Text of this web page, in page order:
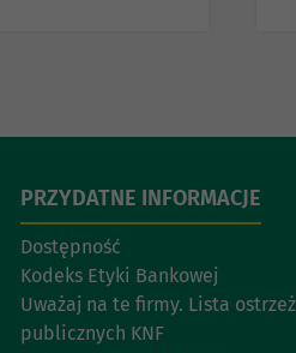
PRZYDATNE INFORMACJE
Dostępność
Kodeks Etyki Bankowej
Uważaj na te firmy. Lista
publicznych KNF